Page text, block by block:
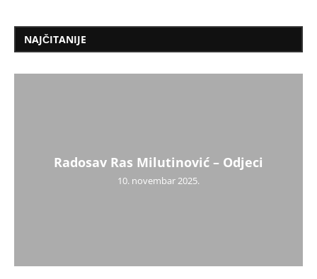
NAJČITANIJE
Radosav Ras Milutinović – Odjeci
10. novembar 2025.